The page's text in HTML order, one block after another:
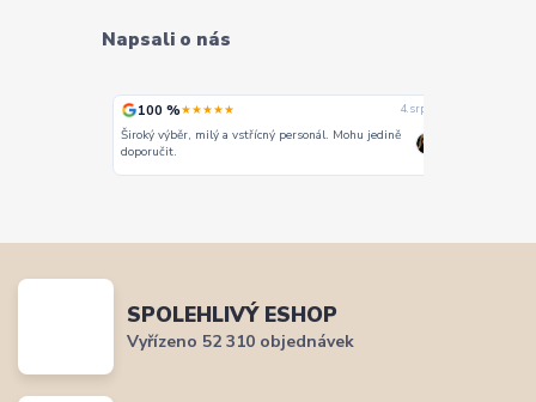
Napsali o nás
100 %★★★★★ 4. srpna
Široký výběr, milý a vstřícný personál. Mohu jedině
doporučit.
SPOLEHLIVÝ ESHOP
Vyřízeno 52 310 objednávek